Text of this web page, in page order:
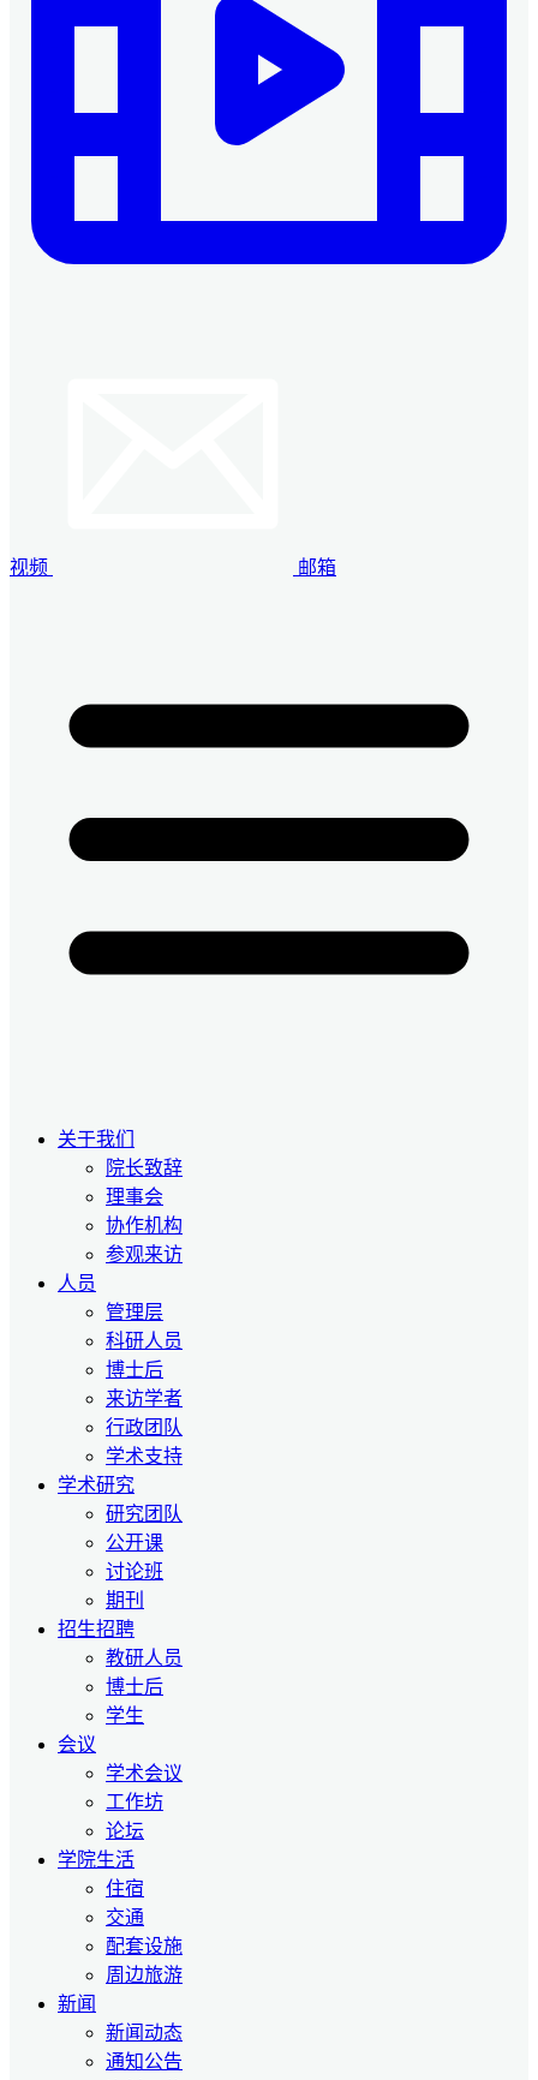
视频 邮箱
关于我们
院长致辞
理事会
协作机构
参观来访
人员
管理层
科研人员
博士后
来访学者
行政团队
学术支持
学术研究
研究团队
公开课
讨论班
期刊
招生招聘
教研人员
博士后
学生
会议
学术会议
工作坊
论坛
学院生活
住宿
交通
配套设施
周边旅游
新闻
新闻动态
通知公告